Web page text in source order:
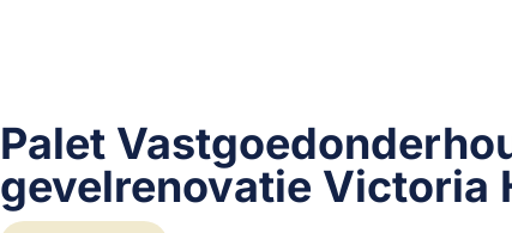
Palet
gevelrenovatie Victoria